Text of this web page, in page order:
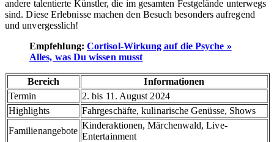
andere talentierte Künstler, die im gesamten Festgelände unterwegs
sind. Diese Erlebnisse machen den Besuch besonders aufregend
und unvergesslich!
Empfehlung: Cortisol-Wirkung auf die Psyche »
Alles, was Du wissen musst
Bereich
Informationen
Termin
2. bis 11. August 2024
Highlights
Fahrgeschäfte, kulinarische Genüsse, Shows
Familienangebote
Kinderaktionen, Märchenwald, Live-
Entertainment